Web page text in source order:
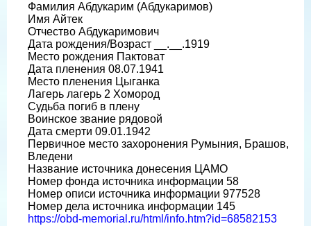
Фамилия Абдукарим (Абдукаримов)
Имя Айтек
Отчество Абдукаримович
Дата рождения/Возраст __.__.1919
Место рождения Пактоват
Дата пленения 08.07.1941
Место пленения Цыганка
Лагерь лагерь 2 Хомород
Судьба погиб в плену
Воинское звание рядовой
Дата смерти 09.01.1942
Первичное место захоронения Румыния, Брашов,
Вледени
Название источника донесения ЦАМО
Номер фонда источника информации 58
Номер описи источника информации 977528
Номер дела источника информации 145
https://obd-memorial.ru/html/info.htm?id=68582153